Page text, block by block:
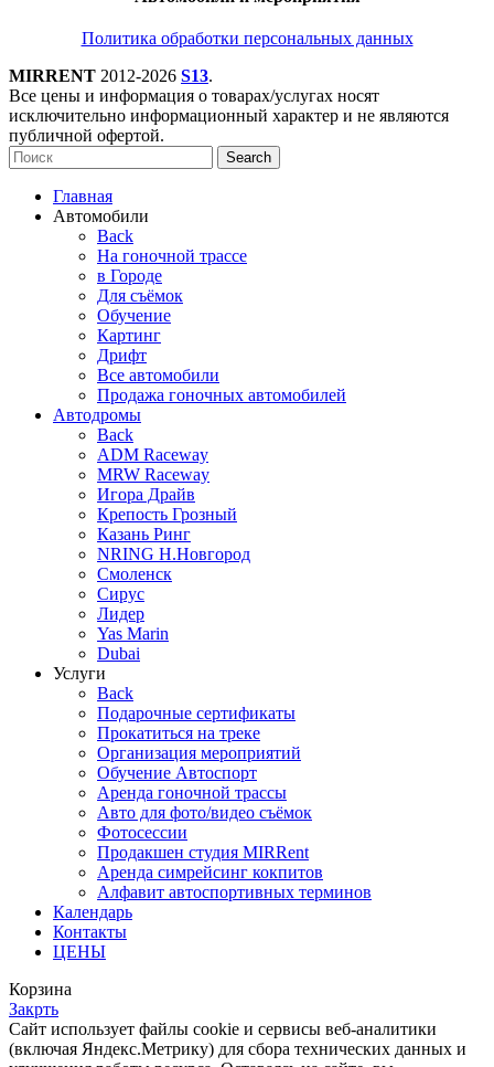
Политика обработки персональных данных
MIRRENT 2012-2026 S13.
Все цены и информация о товарах/услугах носят
исключительно информационный характер и не являются
публичной офертой.
Search
Главная
Автомобили
Back
На гоночной трассе
в Городе
Для съёмок
Обучение
Картинг
Дрифт
Все автомобили
Продажа гоночных автомобилей
Автодромы
Back
ADM Raceway
MRW Raceway
Игора Драйв
Крепость Грозный
Казань Ринг
NRING Н.Новгород
Смоленск
Сирус
Лидер
Yas Marin
Dubai
Услуги
Back
Подарочные сертификаты
Прокатиться на треке
Организация мероприятий
Обучение Автоспорт
Аренда гоночной трассы
Авто для фото/видео съёмок
Фотосессии
Продакшен студия MIRRent
Аренда симрейсинг кокпитов
Алфавит автоспортивных терминов
Календарь
Контакты
ЦЕНЫ
Корзина
Закрть
Cайт использует файлы cookie и сервисы веб-аналитики
(включая Яндекс.Метрику) для сбора технических данных и